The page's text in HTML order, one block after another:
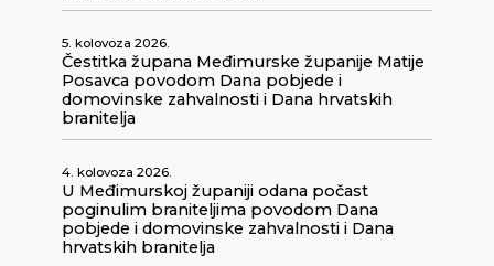
5. kolovoza 2026.
Čestitka župana Međimurske županije Matije
Posavca povodom Dana pobjede i
domovinske zahvalnosti i Dana hrvatskih
branitelja
4. kolovoza 2026.
U Međimurskoj županiji odana počast
poginulim braniteljima povodom Dana
pobjede i domovinske zahvalnosti i Dana
hrvatskih branitelja